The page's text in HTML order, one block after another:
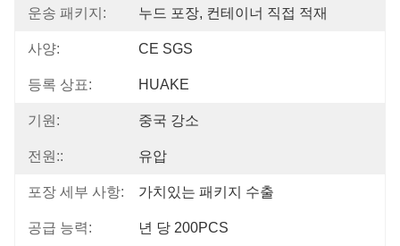
운송 패키지: 누드 포장, 컨테이너 직접 적재
사양: CE SGS
등록 상표: HUAKE
기원: 중국 강소
전원:: 유압
포장 세부 사항: 가치있는 패키지 수출
공급 능력: 년 당 200PCS